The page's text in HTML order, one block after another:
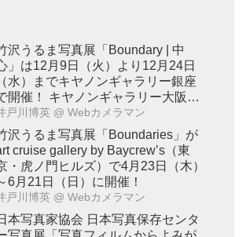
沢うるま写真展「Boundary | 中
」は12月9日（火）より12月24日
（水）までキヤノンギャラリー銀座
開催！ キヤノンギャラリー大阪で
2026年2月17日（火）～2月28日
土）に開催予定！
戸川博英 @ Webカメラマン
沢うるま写真展「Boundaries」が
cruise gallery by Baycrew’s（東
・虎ノ門ヒルズ）で4月23日（木）
6月21日（日）に開催！
戸川博英 @ Webカメラマン
本写真家協会 日本写真保存センタ